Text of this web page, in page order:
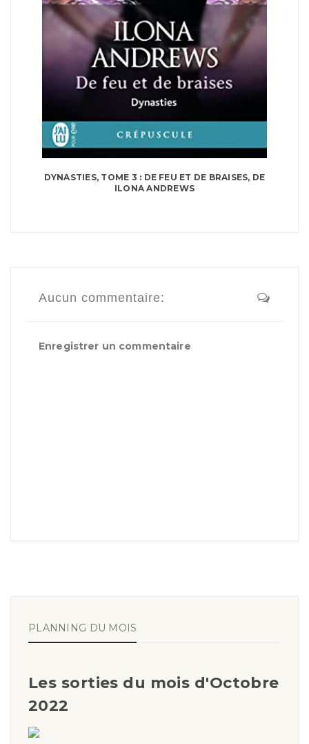
DYNASTIES, TOME 3 : DE FEU ET DE BRAISES, DE
ILONA ANDREWS
Aucun commentaire:
Enregistrer un commentaire
PLANNING DU MOIS
Les sorties du mois d'Octobre
2022